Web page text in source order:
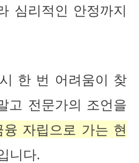
심리적인 안정까지
한 번 어려움이 찾
고 전문가의 조언을
융 자립으로 가는 현
니다.